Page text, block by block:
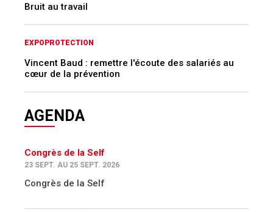
Bruit au travail
EXPOPROTECTION
Vincent Baud : remettre l'écoute des salariés au
cœur de la prévention
AGENDA
Congrès de la Self
23 SEPT. AU 25 SEPT. 2026
Congrès de la Self